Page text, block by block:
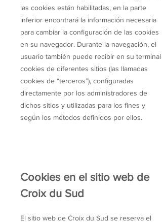
las cookies están habilitadas, en la parte
inferior encontrará la información necesaria
para cambiar la configuración de las cookies
en su navegador. Durante la navegación, el
usuario también puede recibir en su terminal
cookies de diferentes sitios (las llamadas
cookies de “terceros”), configuradas
directamente por los administradores de
dichos sitios y utilizadas para los fines y
según los métodos definidos por ellos.
​Cookies en el sitio web de
Croix du Sud
El sitio web de Croix du Sud se reserva el